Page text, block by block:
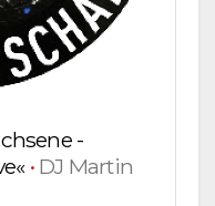
-
• DJ Martin